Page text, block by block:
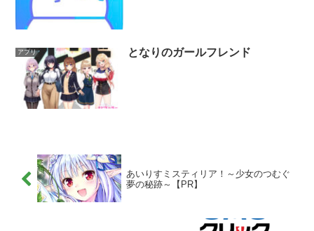
アプリ となりのガールフレンド
あいりすミスティリア！～少女のつむぐ
夢の秘跡～【PR】